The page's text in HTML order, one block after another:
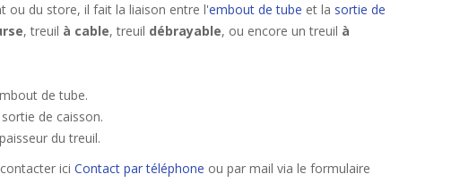
ou du store, il fait la liaison entre l'embout de tube et la sortie de
, treuil à cable, treuil débrayable, ou encore un treuil à
de tube.
de caisson.
du treuil.
ici Contact par téléphone ou par mail via le formulaire